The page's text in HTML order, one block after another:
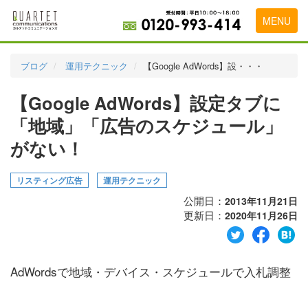
MENU
実績・お客様の声
初めて導入をお考えの方
お問い合わせ
ブログ 運用テクニック 【Google AdWords】設・・・
【Google AdWords】設定タブに
「地域」「広告のスケジュール」
がない！
リスティング広告 運用テクニック
公開日： 2013年11月21日
更新日： 2020年11月26日
AdWordsで地域・デバイス・スケジュールで入札調整